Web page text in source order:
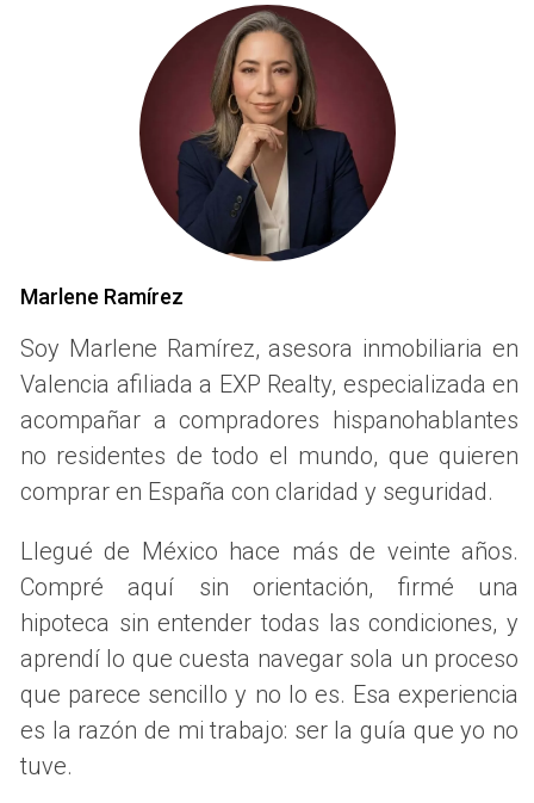
Además, es una ciudad que acoge con calidez a la
comunidad latina, y especialmente a los mexicanos.
COMPRAR DESDE MÉXICO:
ERRORES COMUNES QUE
DEBES EVITAR
Muchos mexicanos interesados en comprar en Valencia se
lanzan sin el acompañamiento adecuado y esto puede salir
Falta de conocimiento del mercado y zonas.
Desconocimiento de trámites legales y
documentación.
Riesgo de estafas por intermediarios poco fiables.
Comprar por emoción y no por estrategia.
CÓMO PUEDO AYUDARTE EN
TODO EL PROCESO
Marlene Ramírez
Soy Marlene Ramírez, asesora inmobiliaria en
Valencia afiliada a EXP Realty, especializada en
acompañar a compradores hispanohablantes
no residentes de todo el mundo, que quieren
comprar en España con claridad y seguridad.
Llegué de México hace más de veinte años.
Compré aquí sin orientación, firmé una
hipoteca sin entender todas las condiciones, y
aprendí lo que cuesta navegar sola un proceso
que parece sencillo y no lo es. Esa experiencia
es la razón de mi trabajo: ser la guía que yo no
tuve.